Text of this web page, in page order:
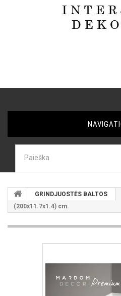
GRINDJUOSTĖS BALTOS
(200x11.7x1.4) cm.